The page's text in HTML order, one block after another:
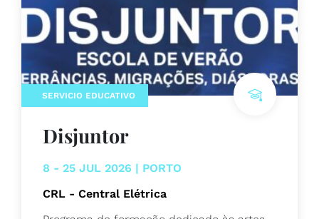
SERVICIO EDUCATIVO
Disjuntor
8 - 25 JUL 2026 | PORTO
CRL - Central Elétrica